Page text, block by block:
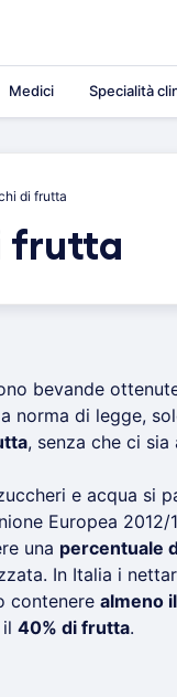
Medici Specialità
di frutta
frutta
bevande
norma di legge,
, senza che ci
e acqua si
Europea
una percentuale
In Italia i
contenere almeno
40% di frutta.